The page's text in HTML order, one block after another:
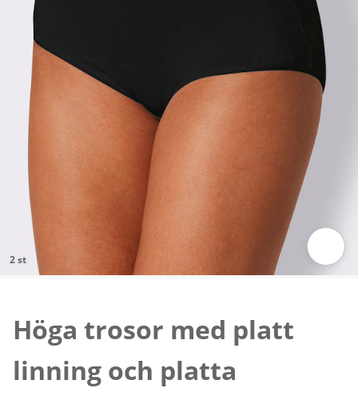
2 st
Höga trosor med platt
linning och platta